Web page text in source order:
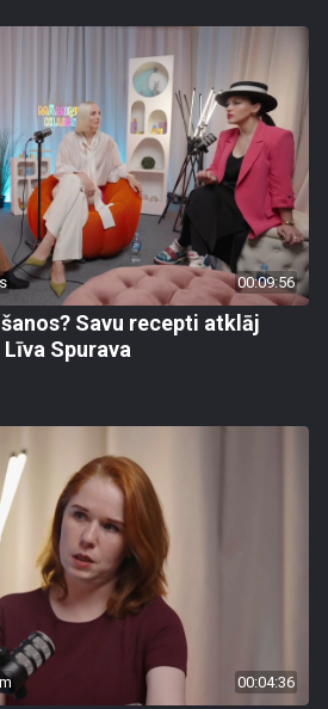
00:09:56
Savu recepti atklāj
Spurava
00:04:36